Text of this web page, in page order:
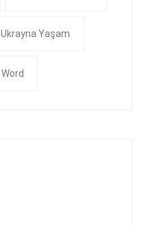
Ukrayna Yaşam
Word